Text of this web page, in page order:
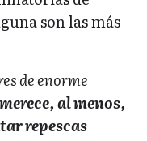
son las más
de enorme
al menos,
repescas